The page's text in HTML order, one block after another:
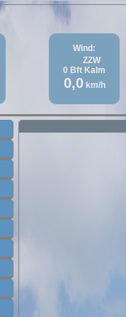
Wind:
ZZW
0 Bft Kalm
0,0km/h